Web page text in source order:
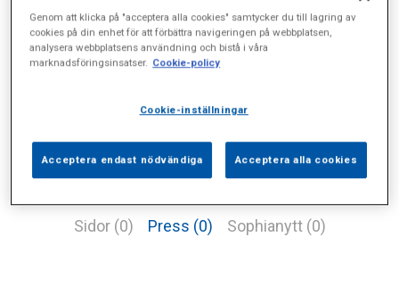
Sidor (0) Press (0) Sophianytt (0)
Genom att klicka på "acceptera alla cookies" samtycker du till lagring av
cookies på din enhet för att förbättra navigeringen på webbplatsen,
analysera webbplatsens användning och bistå i våra
marknadsföringsinsatser. Cookie-policy
Cookie-inställningar
Acceptera endast nödvändiga Acceptera alla cookies